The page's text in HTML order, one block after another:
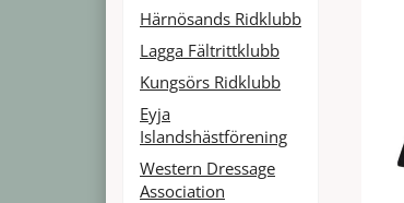
Härnösands Ridklubb
Lagga Fältrittklubb
Kungsörs Ridklubb
Eyja
Islandshästförening
Western Dressage
Association